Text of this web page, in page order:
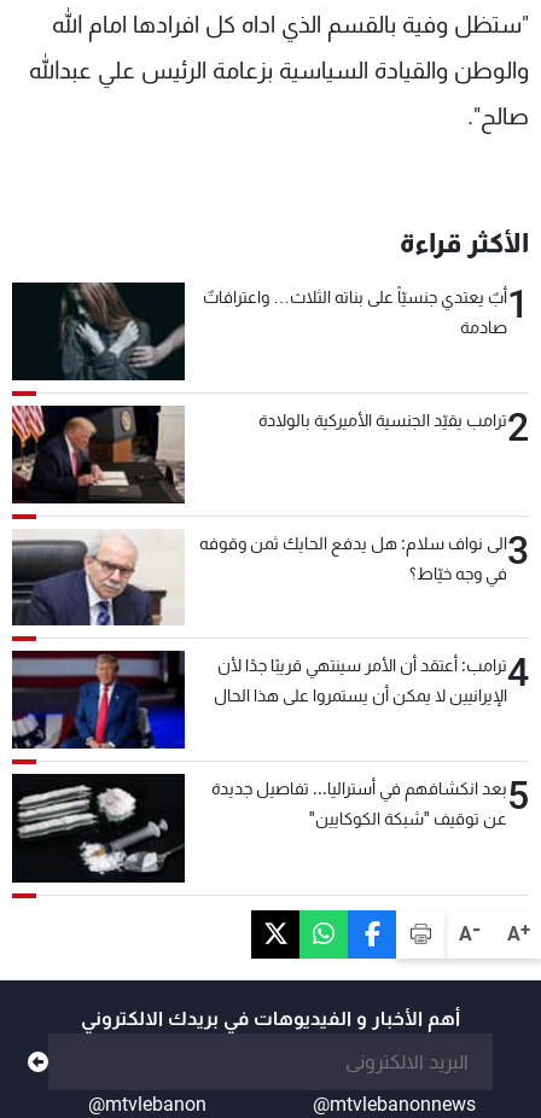
A+
A-
"ستظل وفية بالقسم الذي اداه كل افرادها امام الله
والوطن والقيادة السياسية بزعامة الرئيس علي عبدالله
صالح".
الأكثر قراءة
1أبٌ يعتدي جنسيّاً على بناته الثلاث… واعترافاتٌ
صادمة
2ترامب يقيّد الجنسية الأميركية بالولادة
3الى نواف سلام: هل يدفع الحايك ثمن وقوفه
في وجه خيّاط؟
4ترامب: أعتقد أن الأمر سينتهي قريبًا جدًا لأن
الإيرانيين لا يمكن أن يستمروا على هذا الحال
5بعد انكشافهم في أستراليا... تفاصيل جديدة
عن توقيف "شبكة الكوكايين"
أهم الأخبار و الفيديوهات في بريدك الالكتروني
@mtvlebanonnews
@mtvlebanon
جدول البرامج
شاهد البرامج